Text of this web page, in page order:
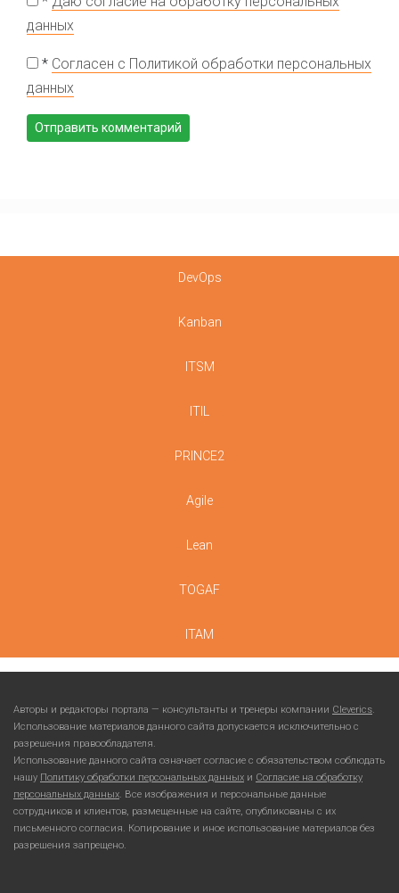
данных
* Согласен с Политикой обработки персональных
данных
DevOps
Kanban
ITSM
ITIL
PRINCE2
Agile
Lean
TOGAF
ITAM
Авторы и редакторы портала — консультанты и тренеры компании Cleverics.
Использование материалов данного сайта допускается исключительно с
разрешения правообладателя.
Использование данного сайта означает согласие с обязательством соблюдать
нашу Политику обработки персональных данных и Согласие на обработку
персональных данных. Все изображения и персональные данные
сотрудников и клиентов, размещенные на сайте, опубликованы с их
письменного согласия. Копирование и иное использование материалов без
разрешения запрещено.